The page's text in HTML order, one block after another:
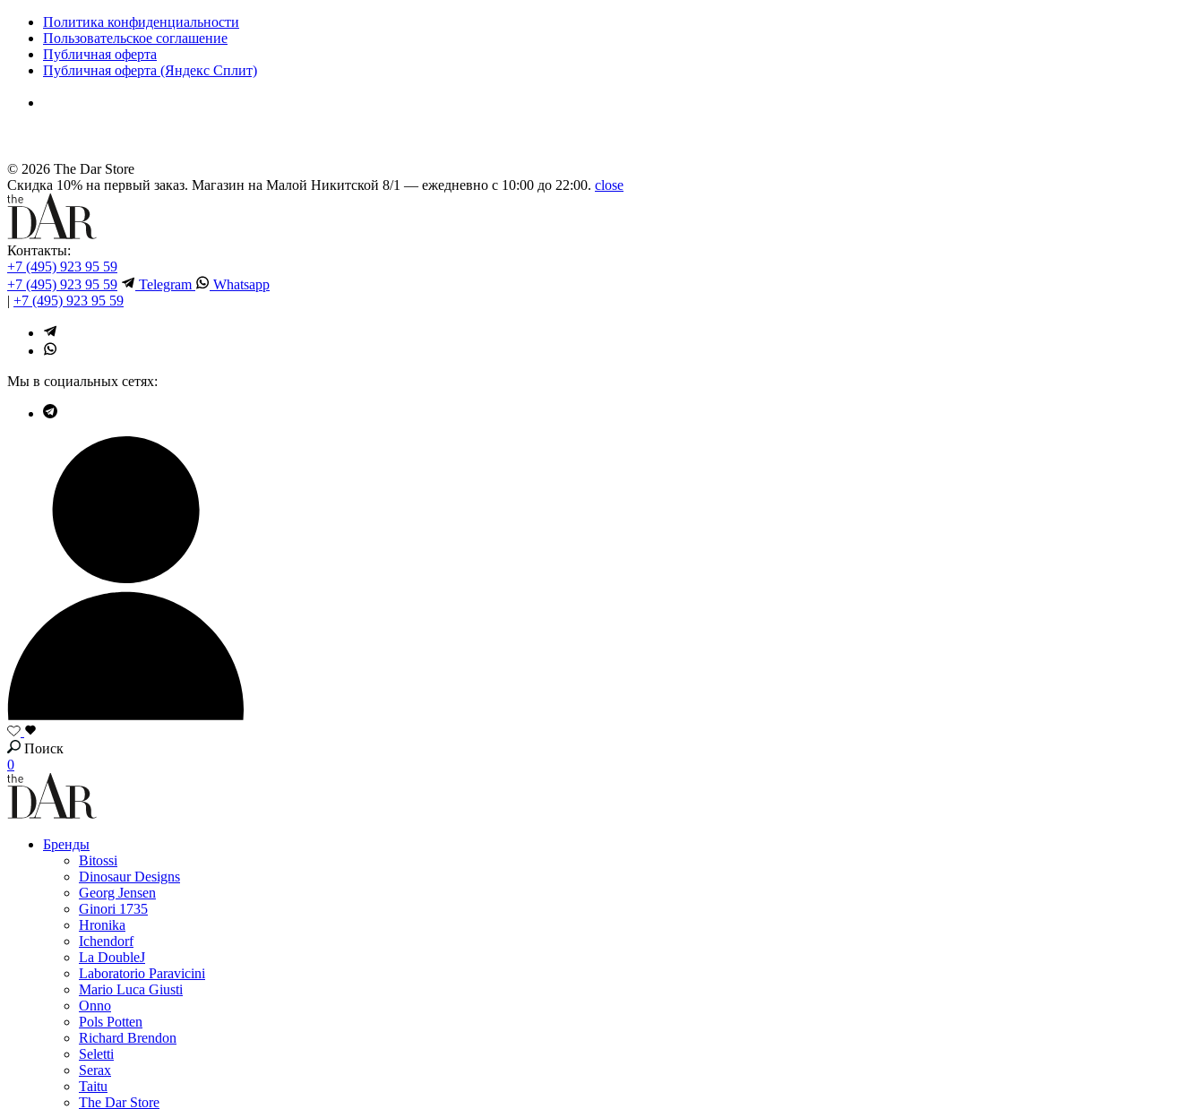
Политика конфиденциальности
Пользовательское соглашение
Публичная оферта
Публичная оферта (Яндекс Сплит)
© 2026 The Dar Store
Скидка 10% на первый заказ. Магазин на Малой Никитской 8/1 — ежедневно с 10:00 до 22:00. close
Контакты:
+7 (495) 923 95 59
+7 (495) 923 95 59
Telegram
Whatsapp
| +7 (495) 923 95 59
Мы в социальных сетях:
Поиск
0
Бренды
Bitossi
Dinosaur Designs
Georg Jensen
Ginori 1735
Hronika
Ichendorf
La DoubleJ
Laboratorio Paravicini
Mario Luca Giusti
Onno
Pols Potten
Richard Brendon
Seletti
Serax
Taitu
The Dar Store